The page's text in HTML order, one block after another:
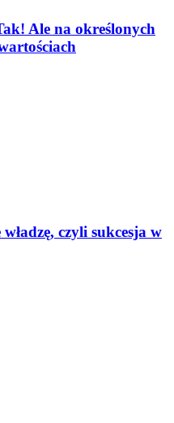
Ale na określonych
czyli sukcesja w